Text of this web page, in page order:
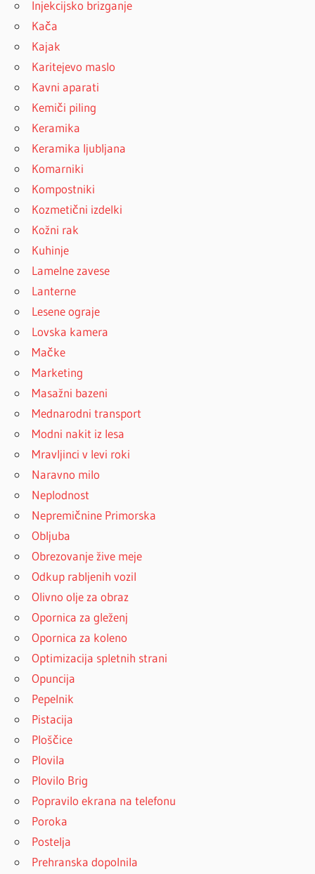
Injekcijsko brizganje
Kača
Kajak
Karitejevo maslo
Kavni aparati
Kemiči piling
Keramika
Keramika ljubljana
Komarniki
Kompostniki
Kozmetični izdelki
Kožni rak
Kuhinje
Lamelne zavese
Lanterne
Lesene ograje
Lovska kamera
Mačke
Marketing
Masažni bazeni
Mednarodni transport
Modni nakit iz lesa
Mravljinci v levi roki
Naravno milo
Neplodnost
Nepremičnine Primorska
Obljuba
Obrezovanje žive meje
Odkup rabljenih vozil
Olivno olje za obraz
Opornica za gleženj
Opornica za koleno
Optimizacija spletnih strani
Opuncija
Pepelnik
Pistacija
Ploščice
Plovila
Plovilo Brig
Popravilo ekrana na telefonu
Poroka
Postelja
Prehranska dopolnila